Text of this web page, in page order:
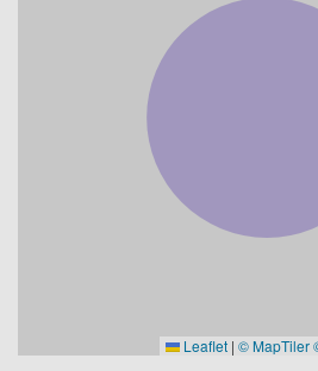
Leaflet | © MapTiler